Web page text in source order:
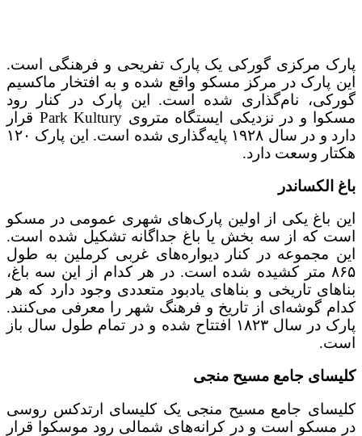
پارک مرکزی گورکی یک پارک تفریحی و فرهنگی است.
این پارک در مرکز مسکو واقع شده و به افتخار ماکسیم
گورکی، نام‌گذاری شده است. این پارک در کنار رود
مسکوا و در نزدیکی ایستگاه متروی Park Kultury قرار
دارد و در سال ۱۹۲۸ پایه‌گذاری شده است. این پارک ۱۲۰
هکتار وسعت دارد.
باغ الکساندر
این باغ یکی از اولین پارک‌های شهری عمومی در مسکو
است که از سه بخش یا باغ جداگانه تشکیل شده است.
این مجموعه در کنار دیواره‌های غربی کرملین به طول
۸۶۵ متر کشیده شده است. در هر کدام از این سه باغ،
بناهای تاریخی و بناهای یادبود متعددی وجود دارد که هر
کدام گوشه‌ای از تاریخ و فرهنگ شهر را معرفی می‌کنند.
پارک در سال ۱۸۲۳ افتتاح شده و در تمام طول سال باز
است.
کلیسای جامع مسیح منجی
کلیسای جامع مسیح منجی یک کلیسای ارتدکس روسی
در مسکو است و در کرانه‌های شمالی رود موسکوا قرار